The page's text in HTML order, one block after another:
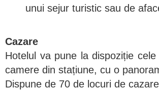
unui sejur turistic sau de
Cazare
Hotelul va pune la dispoziție
camere din stațiune, cu o
Dispune de 70 de locuri de